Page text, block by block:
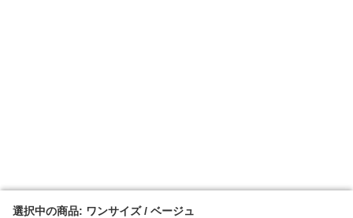
選択中の商品: ワンサイズ / ベージュ
選択中の商品: ワンサイズ / ベージュ